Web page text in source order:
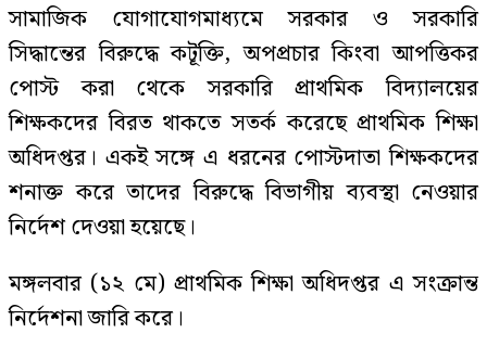
সামাজিক যোগাযোগমাধ্যমে সরকার ও সরকারি
সিদ্ধান্তের বিরুদ্ধে কটূক্তি, অপপ্রচার কিংবা আপত্তিকর
পোস্ট করা থেকে সরকারি প্রাথমিক বিদ্যালয়ের
শিক্ষকদের বিরত থাকতে সতর্ক করেছে প্রাথমিক শিক্ষা
অধিদপ্তর। একই সঙ্গে এ ধরনের পোস্টদাতা শিক্ষকদের
শনাক্ত করে তাদের বিরুদ্ধে বিভাগীয় ব্যবস্থা নেওয়ার
নির্দেশ দেওয়া হয়েছে।
মঙ্গলবার (১২ মে) প্রাথমিক শিক্ষা অধিদপ্তর এ সংক্রান্ত
নির্দেশনা জারি করে।